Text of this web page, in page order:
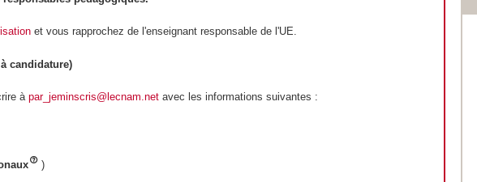
et vous rapprochez de l'enseignant responsable de l'UE.
candidature)
à par_jeminscris@lecnam.net avec les informations suivantes :
)